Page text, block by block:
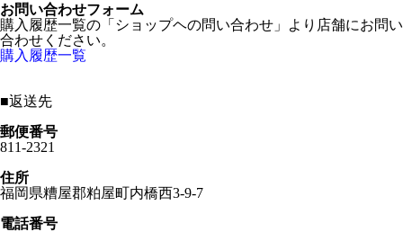
お問い合わせフォーム
購入履歴一覧の「ショップヘの問い合わせ」より店舗にお問い
合わせください。
購入履歴一覧
■返送先
郵便番号
811-2321
住所
福岡県糟屋郡粕屋町内橋西3-9-7
電話番号